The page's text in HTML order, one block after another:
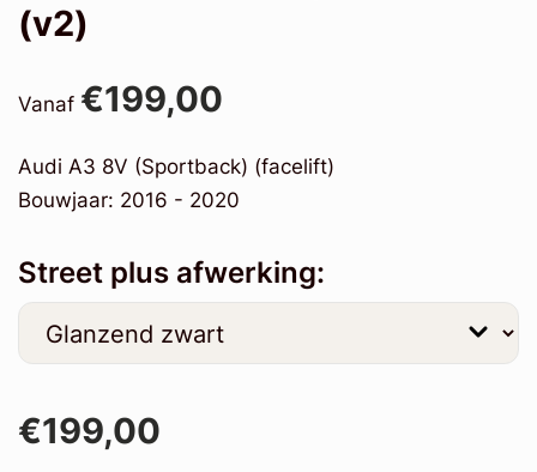
(v2)
Vanaf €199,00
Audi A3 8V (Sportback) (facelift)
Bouwjaar: 2016 - 2020
Street plus afwerking:
€199,00